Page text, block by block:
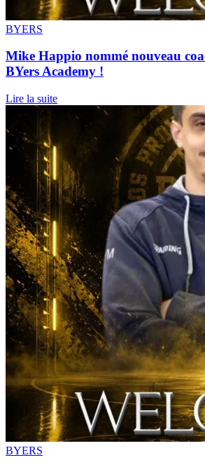
BYERS
Mike Happio nommé nouveau
BYers Academy !
Lire la suite
BYERS